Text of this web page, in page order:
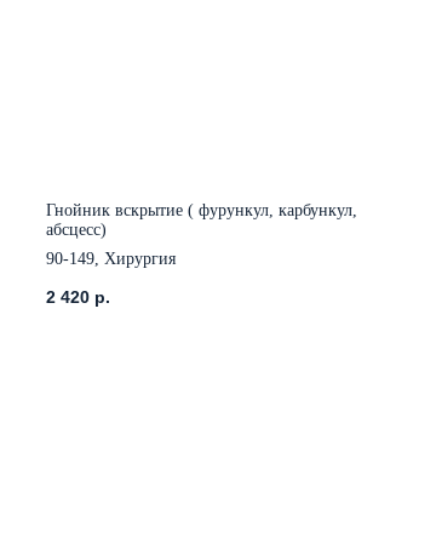
Гнойник вскрытие ( фурункул, карбункул,
абсцесс)
90-149, Хирургия
2 420 р.